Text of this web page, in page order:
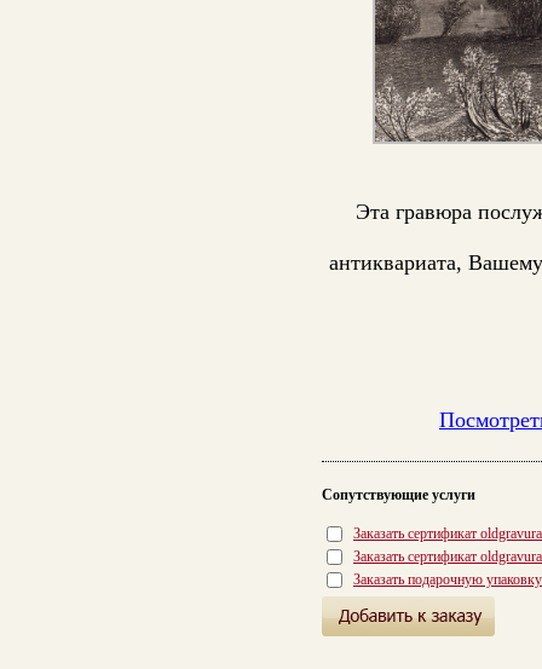
Эта гравюра
антиквариата,
Сопутствующие услуги
Заказать сертификат
Заказать сертификат
Заказать подарочную